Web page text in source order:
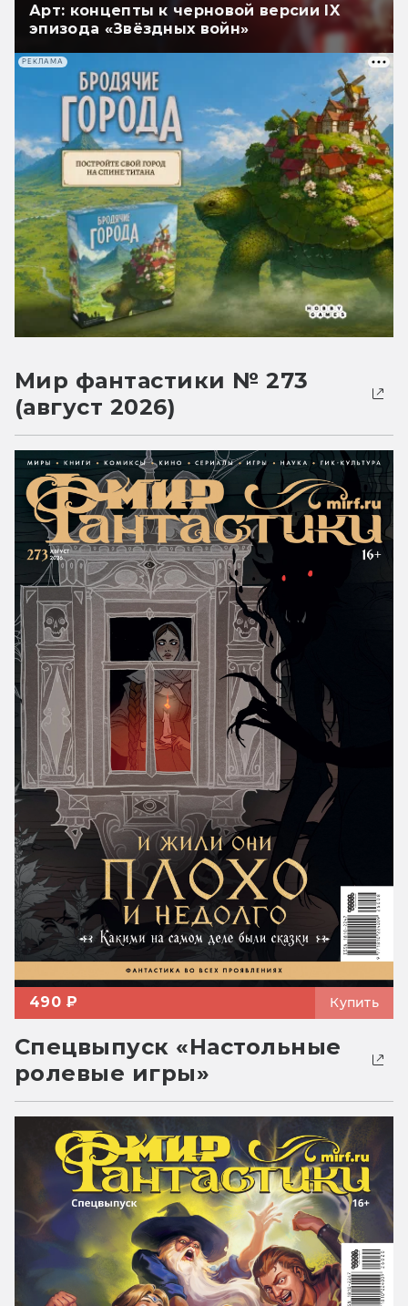
Арт: концепты к черновой версии IX
эпизода «Звёздных войн»
РЕКЛАМА
Мир фантастики № 273
(август 2026)
490 ₽ Купить
Спецвыпуск «Настольные
ролевые игры»